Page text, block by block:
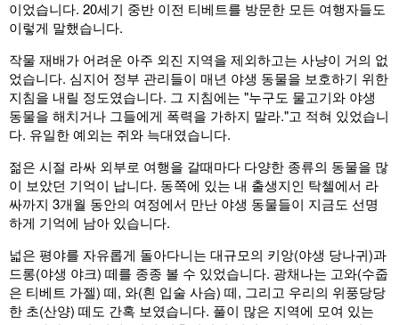
이었습니다. 20세기 중반 이전 티베트를 방문한 모든 여행자들도
이렇게 말했습니다.
작물 재배가 어려운 아주 외진 지역을 제외하고는 사냥이 거의 없
었습니다. 심지어 정부 관리들이 매년 야생 동물을 보호하기 위한
지침을 내릴 정도였습니다. 그 지침에는 "누구도 물고기와 야생
동물을 해치거나 그들에게 폭력을 가하지 말라."고 적혀 있었습니
다. 유일한 예외는 쥐와 늑대였습니다.
젊은 시절 라싸 외부로 여행을 갈때마다 다양한 종류의 동물을 많
이 보았던 기억이 납니다. 동쪽에 있는 내 출생지인 탁첼에서 라
싸까지 3개월 동안의 여정에서 만난 야생 동물들이 지금도 선명
하게 기억에 남아 있습니다.
넓은 평야를 자유롭게 돌아다니는 대규모의 키앙(야생 당나귀)과
드롱(야생 야크) 떼를 종종 볼 수 있었습니다. 광채나는 고와(수줍
은 티베트 가젤) 떼, 와(흰 입술 사슴) 떼, 그리고 우리의 위풍당당
한 초(산양) 떼도 간혹 보였습니다. 풀이 많은 지역에 모여 있는